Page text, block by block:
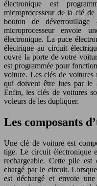
électronique est
microprocesseur de la clé
bouton de
microprocesseur envoie
électronique. La puce
électrique au circuit
ouvre la porte de votre
est programmée pour
voiture. Les clés de voitures
qui doivent être lues par le
Enfin, les clés de voitures
voleurs de les dupliquer.
Les composants
Une clé de voiture est
tige. Le circuit électronique
rechargeable. Cette pile est
chargé par le circuit.
est déchargé et envoie